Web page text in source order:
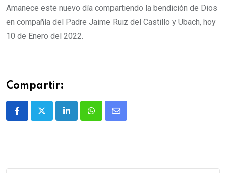
Amanece este nuevo día compartiendo la bendición de Dios
en compañía del Padre Jaime Ruiz del Castillo y Ubach, hoy
10 de Enero del 2022.
Compartir: